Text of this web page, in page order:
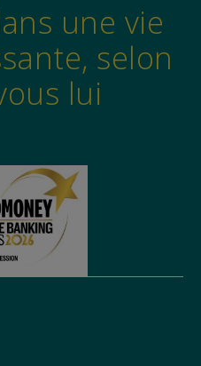
une vie
selon
lui